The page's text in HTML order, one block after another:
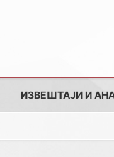
ИЗВЕШТАЈИ И